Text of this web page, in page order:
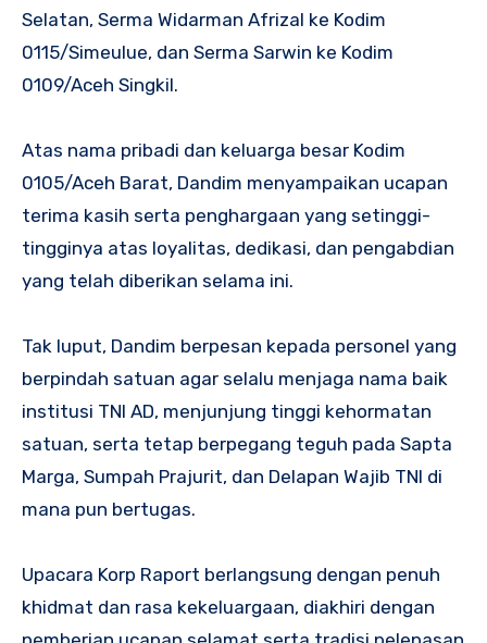
Selatan, Serma Widarman Afrizal ke Kodim
0115/Simeulue, dan Serma Sarwin ke Kodim
0109/Aceh Singkil.
Atas nama pribadi dan keluarga besar Kodim
0105/Aceh Barat, Dandim menyampaikan ucapan
terima kasih serta penghargaan yang setinggi-
tingginya atas loyalitas, dedikasi, dan pengabdian
yang telah diberikan selama ini.
Tak luput, Dandim berpesan kepada personel yang
berpindah satuan agar selalu menjaga nama baik
institusi TNI AD, menjunjung tinggi kehormatan
satuan, serta tetap berpegang teguh pada Sapta
Marga, Sumpah Prajurit, dan Delapan Wajib TNI di
mana pun bertugas.
Upacara Korp Raport berlangsung dengan penuh
khidmat dan rasa kekeluargaan, diakhiri dengan